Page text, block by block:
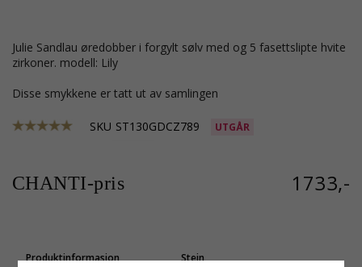
Julie Sandlau øredobber i forgylt sølv med og 5 fasettslipte hvite
zirkoner. modell: Lily
Disse smykkene er tatt ut av samlingen
SKU ST130GDCZ789 UTGÅR
CHANTI-pris 1733,-
Produktinformasjon
Stein